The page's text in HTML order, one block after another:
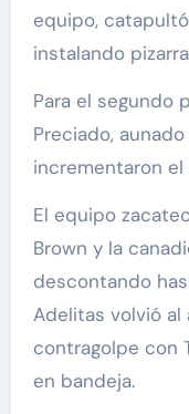
equipo,
instalando
Para el segundo
Preciado,
incrementaron
El equipo
Brown y la
descontando
Adelitas volvió
contragolpe con
en bandeja.